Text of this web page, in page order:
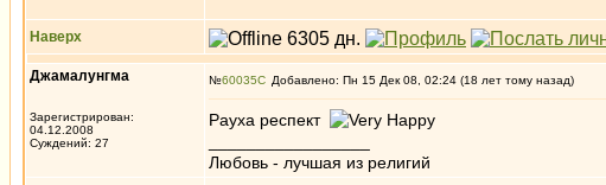
Наверх
Джамалунгма
Зарегистрирован:
04.12.2008
Суждений: 27
№60035 Добавлено: Пн 15 Дек 08, 02:24 (18 лет тому назад)
Рауха респект
Любовь - лучшая из религий